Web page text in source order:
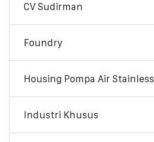
CV Sudirman
Foundry
Housing Pompa Air Stainless
Industri Khusus